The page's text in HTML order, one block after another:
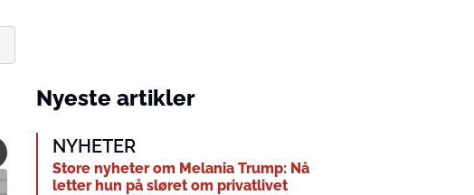
Nyeste artikler
NYHETER
Store nyheter om Melania Trump: Nå
letter hun på sløret om privatlivet